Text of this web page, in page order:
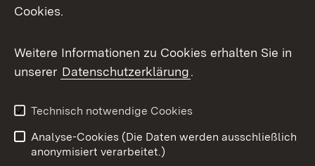
Messenger
Social Wall
X / Twitter
Youtube
Cookies.
Weitere Informationen zu Cookies erhalten Sie in
unserer Datenschutzerklärung.
Technisch notwendige Cookies
Analyse-Cookies (Die Daten werden ausschließlich
anonymisiert verarbeitet.)